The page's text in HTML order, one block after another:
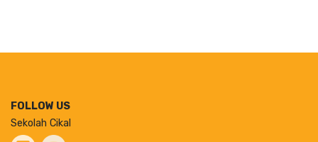
FOLLOW US
Sekolah Cikal